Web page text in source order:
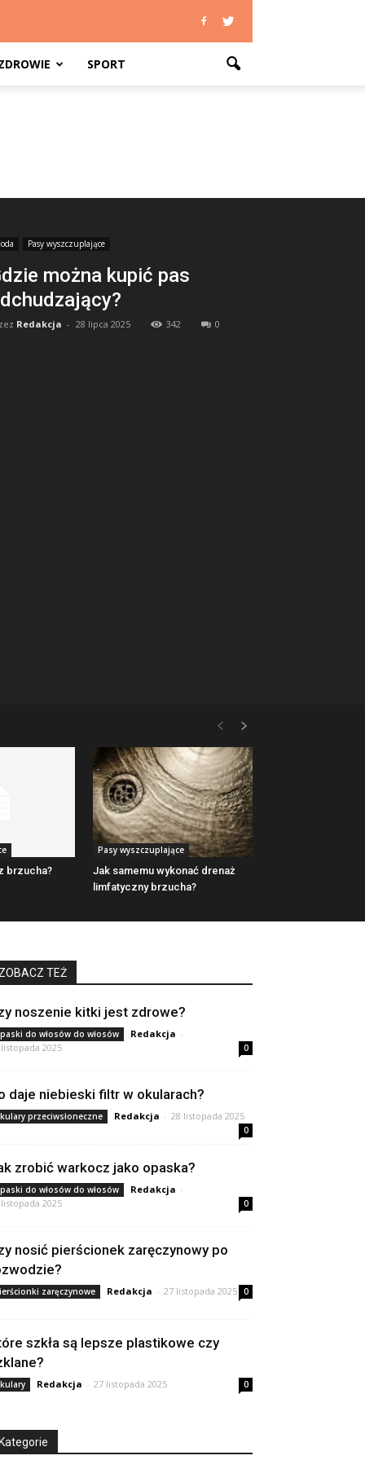
SPORT
Pasy wyszczuplające
można kupić pas
Redakcja - 28 lipca 2025 342 0
brzucha?
Pasy wyszczuplające
Jak samemu wykonać drenaż
limfatyczny brzucha?
ZOBACZ TEŻ
noszenie kitki jest zdrowe?
do włosów do włosów Redakcja -
2025
0
daje niebieski filtr w okularach?
przeciwsłoneczne Redakcja - 28 listopada 2025
0
zrobić warkocz jako opaska?
do włosów do włosów Redakcja -
2025
0
nosić pierścionek zaręczynowy po
zaręczynowe Redakcja - 27 listopada 2025 0
szkła są lepsze plastikowe czy
Redakcja - 27 listopada 2025 0
Kategorie